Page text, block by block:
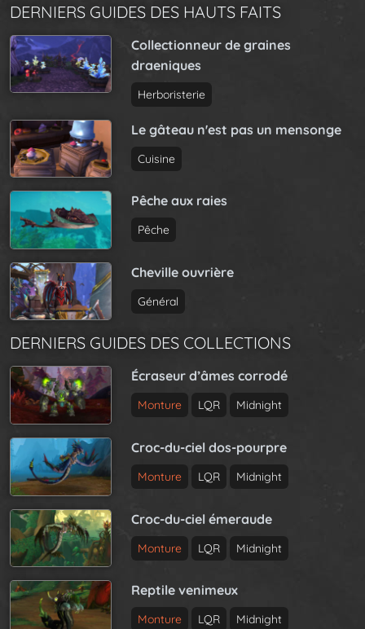
DERNIERS GUIDES DES HAUTS FAITS
Collectionneur de graines
draeniques
Herboristerie
Le gâteau n'est pas un mensonge
Cuisine
Pêche aux raies
Pêche
Cheville ouvrière
Général
DERNIERS GUIDES DES COLLECTIONS
Écraseur d’âmes corrodé
Monture LQR Midnight
Croc-du-ciel dos-pourpre
Monture LQR Midnight
Croc-du-ciel émeraude
Monture LQR Midnight
Reptile venimeux
Monture LQR Midnight